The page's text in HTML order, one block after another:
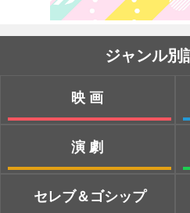
ジャンル別
映画
演劇
セレブ＆ゴシップ